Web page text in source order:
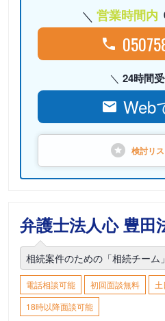
営業時間内
24時間
Web
検討リ
弁護士法人心 豊田
相続案件のための「相続チーム
電話相談可能 初回面談無料
18時以降面談可能